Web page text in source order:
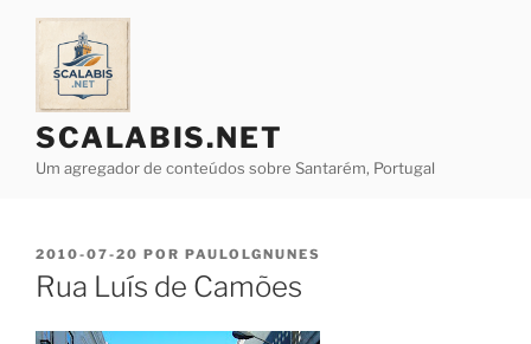
Saltar
conteúdo
SCALABIS.NET
Um agregador de conteúdos sobre Santarém, Portugal
PUBLICADO
EM
2010-07-20 POR PAULOLGNUNES
Rua Luís de Camões